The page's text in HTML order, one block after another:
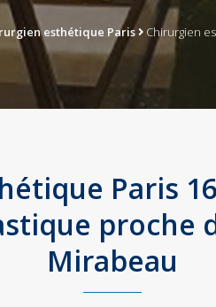
esthétique Paris Chirurgien
Paris
proche
Mirabeau